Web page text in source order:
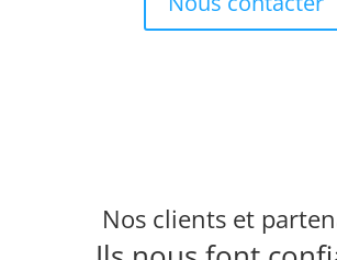
Nos clients et